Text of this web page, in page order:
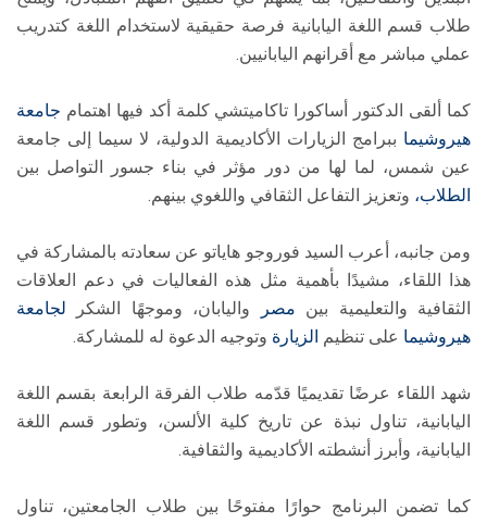
طلاب قسم اللغة اليابانية فرصة حقيقية لاستخدام اللغة كتدريب
عملي مباشر مع أقرانهم اليابانيين.
كما ألقى الدكتور أساكورا تاكاميتشي كلمة أكد فيها اهتمام جامعة
هيروشيما ببرامج الزيارات الأكاديمية الدولية، لا سيما إلى جامعة
عين شمس، لما لها من دور مؤثر في بناء جسور التواصل بين
الطلاب، وتعزيز التفاعل الثقافي واللغوي بينهم.
ومن جانبه، أعرب السيد فوروجو هاياتو عن سعادته بالمشاركة في
هذا اللقاء، مشيدًا بأهمية مثل هذه الفعاليات في دعم العلاقات
الثقافية والتعليمية بين مصر واليابان، وموجهًا الشكر
لجامعة
هيروشيما على تنظيم الزيارة وتوجيه الدعوة له للمشاركة.
شهد اللقاء عرضًا تقديميًا قدّمه طلاب الفرقة الرابعة بقسم اللغة
اليابانية، تناول نبذة عن تاريخ كلية الألسن، وتطور قسم اللغة
اليابانية، وأبرز أنشطته الأكاديمية والثقافية.
كما تضمن البرنامج حوارًا مفتوحًا بين طلاب الجامعتين، تناول